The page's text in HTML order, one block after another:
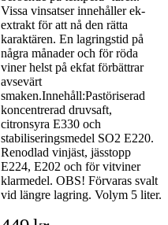
Vissa vinsatser innehåller ek-
extrakt för att nå den rätta
karaktären. En lagringstid på
några månader och för röda
viner helst på ekfat förbättrar
avsevärt
smaken.Innehåll:Pastöriserad
koncentrerad druvsaft,
citronsyra E330 och
stabiliseringsmedel SO2 E220.
Renodlad vinjäst, jässtopp
E224, E202 och för vitviner
klarmedel. OBS! Förvaras svalt
vid längre lagring. Volym 5 liter.